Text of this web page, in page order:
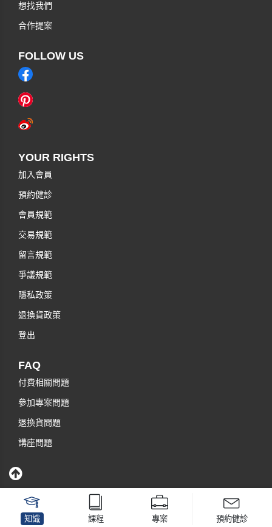
想找我們
合作提案
FOLLOW US
YOUR RIGHTS
加入會員
預約健診
會員規範
交易規範
留言規範
爭議規範
隱私政策
退換貨政策
登出
FAQ
付費相關問題
參加專案問題
退換貨問題
講座問題
知識 課程 專案 預約健診